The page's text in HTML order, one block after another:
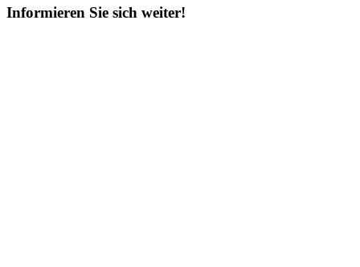
Informieren Sie sich weiter!